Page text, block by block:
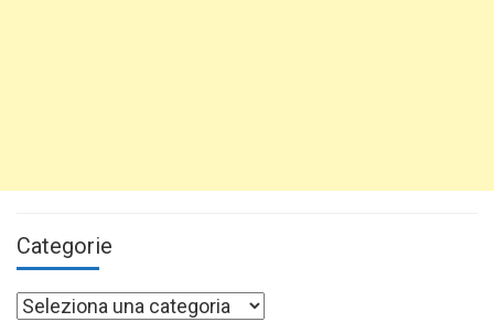
Categorie
Categorie